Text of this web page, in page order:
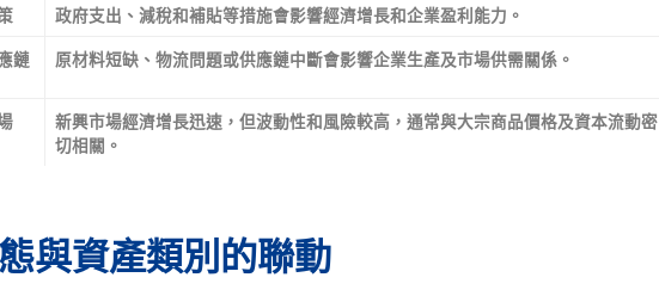
政府支出、減稅和補貼等措施會影響經濟增長和企業盈利能力。
鏈 原材料短缺、物流問題或供應鏈中斷會影響企業生產及市場供需關係。
新興市場經濟增長迅速，但波動性和風險較高，通常與大宗商品價格及資本流動密
切相關。
與資產類別的聯動